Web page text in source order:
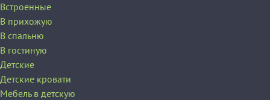
Встроенные
В прихожую
В спальню
В гостиную
Детские
Детские кровати
Мебель в детскую